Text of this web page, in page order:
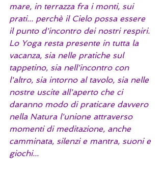
mare, in terrazza fra i monti, sui
prati... perchè il Cielo possa essere
il punto d'incontro dei nostri respiri.
Lo Yoga resta presente in tutta la
vacanza, sia nelle pratiche sul
tappetino, sia nell'incontro con
l'altro, sia intorno al tavolo, sia nelle
nostre uscite all'aperto che ci
daranno modo di praticare davvero
nella Natura l'unione attraverso
momenti di meditazione, anche
camminata, silenzi e mantra, suoni e
giochi...